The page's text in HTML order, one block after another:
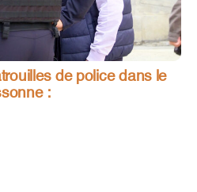
de police dans le
: